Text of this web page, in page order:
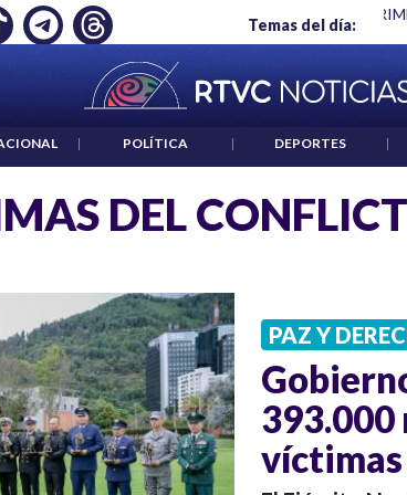
Temas del día:
EMPLEO: JP MORGAN "HABLAR NO ES UN
| POLÍTICA | DEPORTES |
DEL
PAZ Y